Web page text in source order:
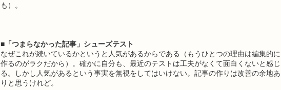
も）。
■「つまらなかった記事」シューズテスト
なぜこれが続いているかというと人気があるからである（もうひとつの理由は編集的に
作るのがラクだから）。確かに自分も、最近のテストは工夫がなくて面白くないと感じ
る。しかし人気があるという事実を無視をしてはいけない。記事の作りは改善の余地あ
りと思うけれど。